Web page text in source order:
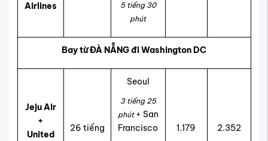
Airlines
5 tiếng 30
phút
Bay từ ĐÀ NẴNG đi Washington DC
Jeju Air
+
United
26 tiếng
Seoul
3 tiếng 25
phút + San
Francisco
1.179 2.352